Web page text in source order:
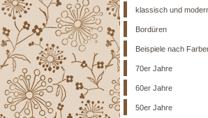
klassisch und
Bordüren
Beispiele nach
70er Jahre
60er Jahre
50er Jahre